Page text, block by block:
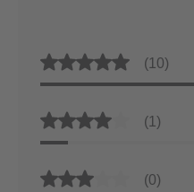
Durchschnittliche(10)
Durchschnittliche(1)
Durchschnittliche(0)